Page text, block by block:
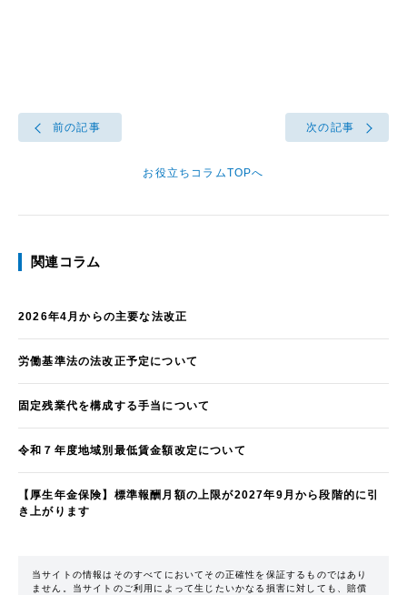
前の記事
お役立ちコラムTOPへ
次の記事
関連コラム
2026年4月からの主要な法改正
労働基準法の法改正予定について
固定残業代を構成する手当について
令和７年度地域別最低賃金額改定について
【厚生年金保険】標準報酬月額の上限が2027年9月から段階的に引
き上がります
当サイトの情報はそのすべてにおいてその正確性を保証するものではあり
ません。当サイトのご利用によって生じたいかなる損害に対しても、賠償